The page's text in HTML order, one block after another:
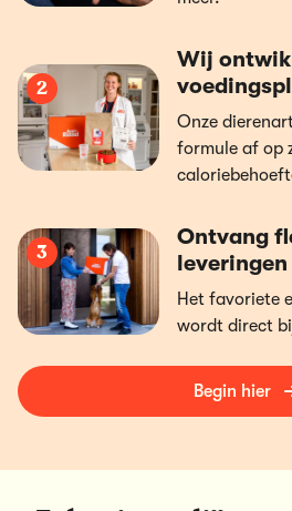
2
Wij
Onze
formule af op
3
Ontvang
Het favoriete
wordt direct
Begin hier